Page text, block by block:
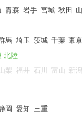
青森 岩手 宮城 秋田
馬 埼玉 茨城 千葉 東京
北陸
梨 福井 石川 富山 新潟
岡 愛知 三重